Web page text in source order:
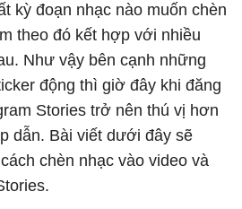
kỳ đoạn nhạc nào muốn chèn
theo đó kết hợp với nhiều
Như vậy bên cạnh những
động thì giờ đây khi đăng
Stories trở nên thú vị hơn
dẫn. Bài viết dưới đây sẽ
chèn nhạc vào video và